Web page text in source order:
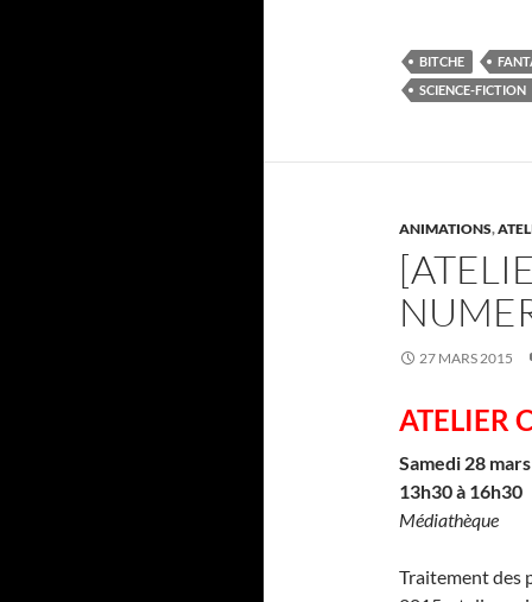
e
b
o
itt
er
BITCHE
SCIENCE-FICTION
ANIMATIONS,
27 MARS 2015
ATELIER
Samedi 28
13h30 à 16h30
Médiathèque
Traitement des